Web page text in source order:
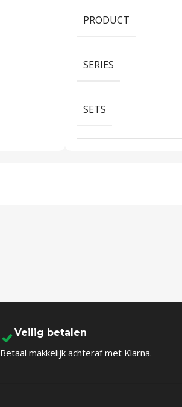
PRODUCT
SERIES
SETS
Veilig betalen
Betaal makkelijk achteraf met Klarna.